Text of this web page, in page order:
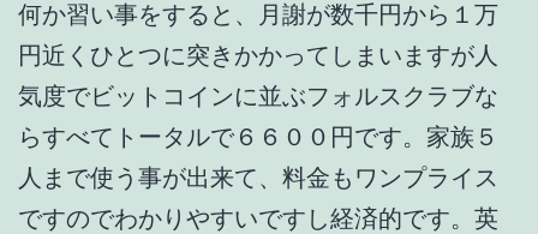
何か習い事をすると、月謝が数千円から１万
円近くひとつに突きかかってしまいますが人
気度でビットコインに並ぶフォルスクラブな
らすべてトータルで６６００円です。家族５
人まで使う事が出来て、料金もワンプライス
ですのでわかりやすいですし経済的です。英